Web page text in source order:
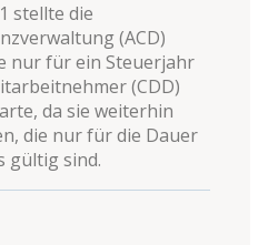
stellte die
(ACD)
nur für ein Steuerjahr
(CDD)
da sie weiterhin
die nur für die Dauer
gültig sind.